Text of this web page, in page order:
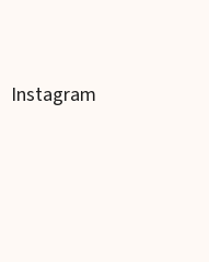
Instagram